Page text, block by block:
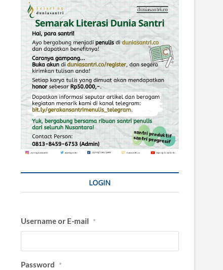
LOGIN
Username or E-mail *
Password *